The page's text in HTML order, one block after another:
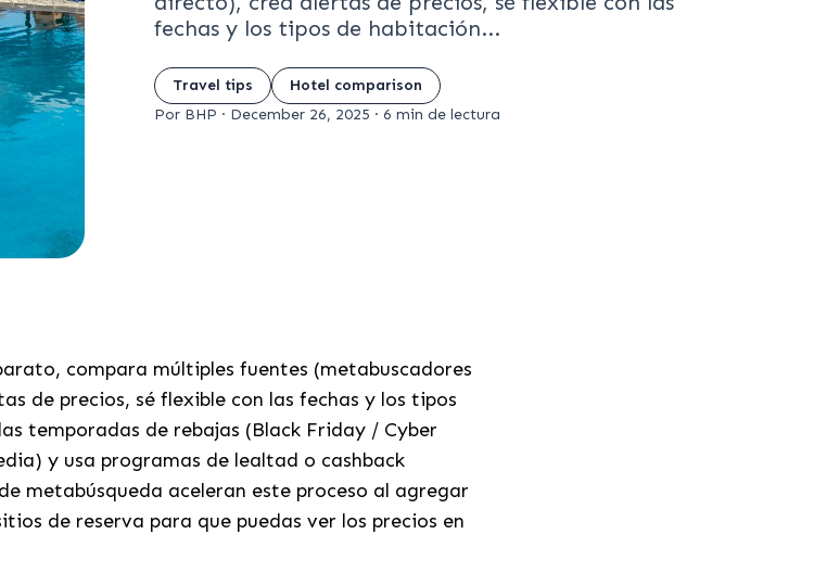
fechas y los tipos de habitación...
Travel tips
Hotel comparison
Por BHP · December 26, 2025 · 6 min de lectura
compara múltiples fuentes (metabuscadores
de precios, sé flexible con las fechas y los tipos
temporadas de rebajas (Black Friday / Cyber
y usa programas de lealtad o cashback
metabúsqueda aceleran este proceso al agregar
de reserva para que puedas ver los precios en